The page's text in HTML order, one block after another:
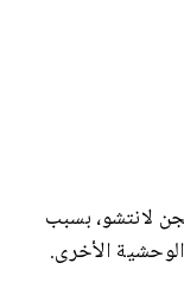
غونغ في سجن لانتشو، بسبب
الأخرى.